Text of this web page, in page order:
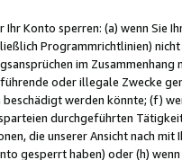
Konto sperren: (a) wenn Sie
Programmrichtlinien)
im Zusammenhang
oder illegale Zwecke
beschädigt werden könnte; (f)
durchgeführten
die unserer Ansicht nach mit
gesperrt haben) oder (h)